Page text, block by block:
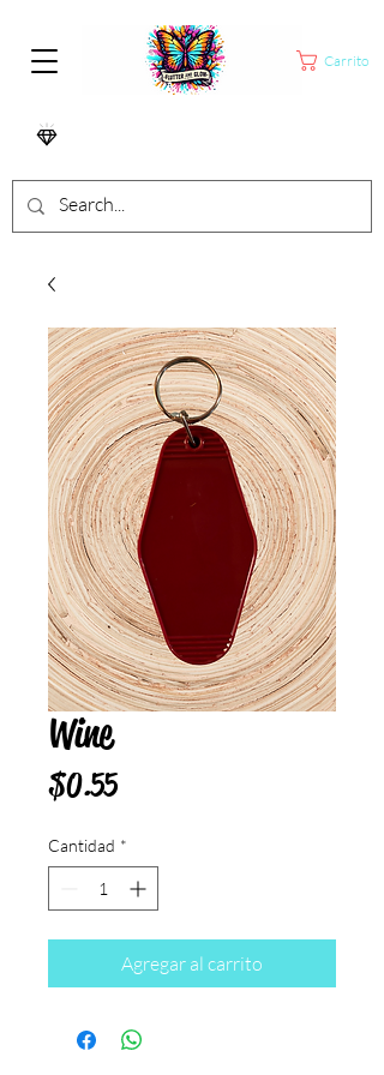
Carrito
Wine
$0.55Precio
Cantidad *
Agregar al carrito